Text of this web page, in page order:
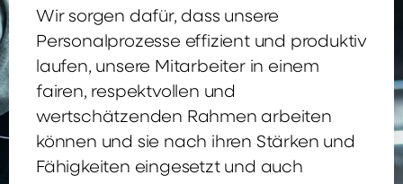
Wir sorgen dafür, dass unsere
Personalprozesse effizient und produktiv
laufen, unsere Mitarbeiter in einem
fairen, respektvollen und
wertschätzenden Rahmen arbeiten
können und sie nach ihren Stärken und
Fähigkeiten eingesetzt und auch